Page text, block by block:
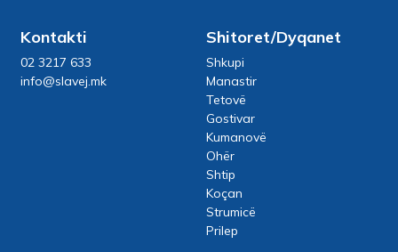
Kontakti
02 3217 633
info@slavej.mk
Shitoret/Dyqanet
Shkupi
Manastir
Tetovë
Gostivar
Kumanovë
Ohër
Shtip
Koçan
Strumicë
Prilep